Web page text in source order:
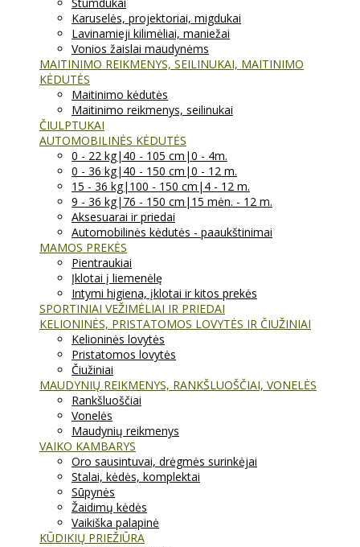
Karuselės, projektoriai, migdukai
Lavinamieji kilimėliai, maniežai
Vonios žaislai maudynėms
MAITINIMO REIKMENYS, SEILINUKAI, MAITINIMO
KĖDUTĖS
Maitinimo kėdutės
Maitinimo reikmenys, seilinukai
ČIULPTUKAI
AUTOMOBILINĖS KĖDUTĖS
0 - 22 kg|40 - 105 cm|0 - 4m.
0 - 36 kg|40 - 150 cm|0 - 12 m.
15 - 36 kg|100 - 150 cm|4 - 12 m.
9 - 36 kg|76 - 150 cm|15 mėn. - 12 m.
Aksesuarai ir priedai
Automobilinės kėdutės - paaukštinimai
MAMOS PREKĖS
Pientraukiai
Įklotai į liemenėlę
Intymi higiena, įklotai ir kitos prekės
SPORTINIAI VEŽIMĖLIAI IR PRIEDAI
KELIONINĖS, PRISTATOMOS LOVYTĖS IR ČIUŽINIAI
Kelioninės lovytės
Pristatomos lovytės
Čiužiniai
MAUDYNIŲ REIKMENYS, RANKŠLUOŠČIAI, VONELĖS
Rankšluoščiai
Vonelės
Maudynių reikmenys
VAIKO KAMBARYS
Oro sausintuvai, drėgmės surinkėjai
Stalai, kėdės, komplektai
Sūpynės
Žaidimų kėdės
Vaikiška palapinė
KŪDIKIŲ PRIEŽIŪRA